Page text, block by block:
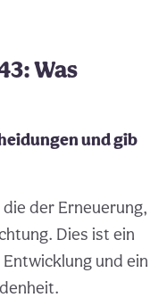
Was
und gib
der Erneuerung,
Dies ist ein
und ein